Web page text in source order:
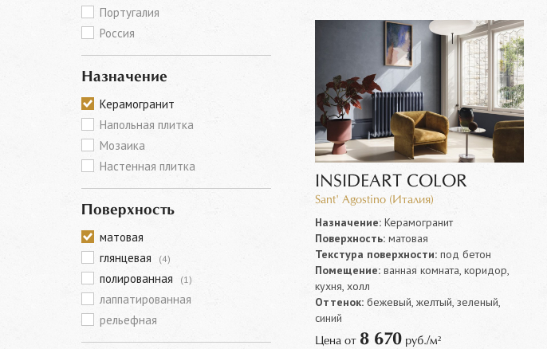
Португалия
Россия
Назначение
Керамогранит
Напольная плитка
Мозаика
Настенная плитка
Поверхность
матовая
глянцевая
(4)
полированная (1)
лаппатированная
рельефная
INSIDEART COLOR
Sant' Agostino (Италия)
Назначение:Керамогранит
Поверхность:матовая
Текстура поверхности:под бетон
Помещение:ванная комната, коридор,
кухня, холл
Оттенок:бежевый, желтый, зеленый,
синий
Цена от 8 670руб./м²